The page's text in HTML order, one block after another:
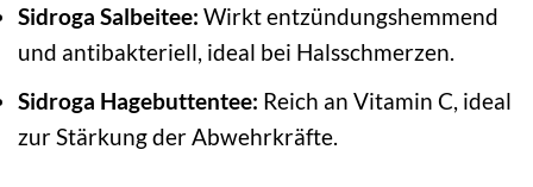
Sidroga Salbeitee: Wirkt entzündungshemmend
und antibakteriell, ideal bei Halsschmerzen.
Sidroga Hagebuttentee: Reich an Vitamin C, ideal
zur Stärkung der Abwehrkräfte.